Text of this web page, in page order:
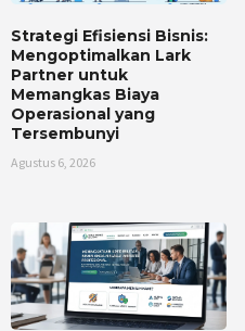
Strategi Efisiensi Bisnis:
Mengoptimalkan Lark
Partner untuk
Memangkas Biaya
Operasional yang
Tersembunyi
Agustus 6, 2026